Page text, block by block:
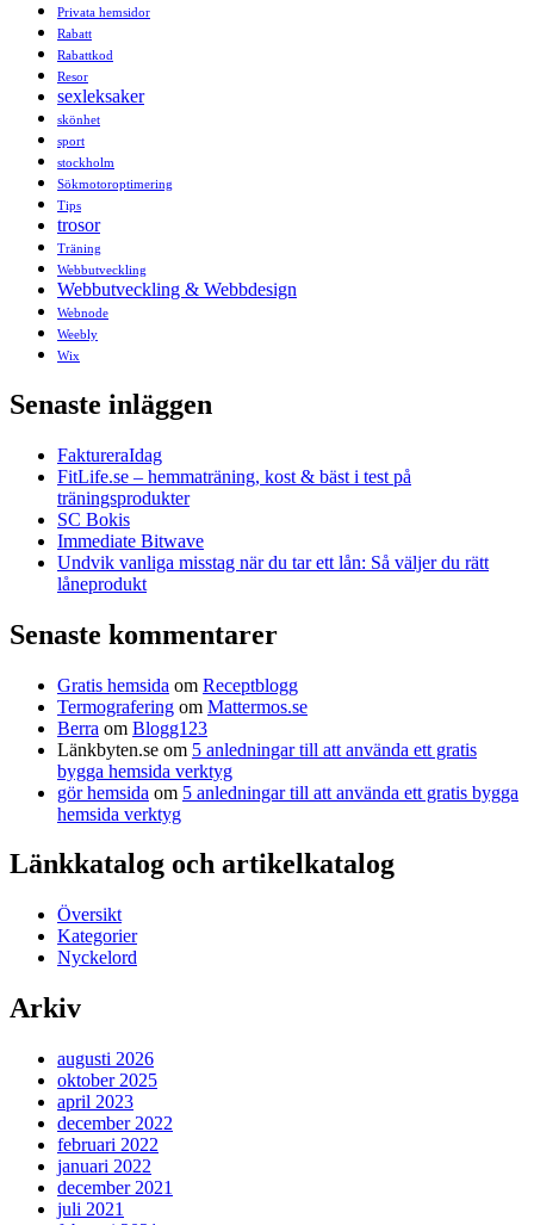
Privata hemsidor
Rabatt
Rabattkod
Resor
sexleksaker
skönhet
sport
stockholm
Sökmotoroptimering
Tips
trosor
Träning
Webbutveckling
Webbutveckling & Webbdesign
Webnode
Weebly
Wix
Senaste inläggen
FaktureraIdag
FitLife.se – hemmaträning, kost & bäst i test på
träningsprodukter
SC Bokis
Immediate Bitwave
Undvik vanliga misstag när du tar ett lån: Så väljer du rätt
låneprodukt
Senaste kommentarer
Gratis hemsida om Receptblogg
Termografering om Mattermos.se
Berra om Blogg123
Länkbyten.se om 5 anledningar till att använda ett gratis
bygga hemsida verktyg
gör hemsida om 5 anledningar till att använda ett gratis bygga
hemsida verktyg
Länkkatalog och artikelkatalog
Översikt
Kategorier
Nyckelord
Arkiv
augusti 2026
oktober 2025
april 2023
december 2022
februari 2022
januari 2022
december 2021
juli 2021